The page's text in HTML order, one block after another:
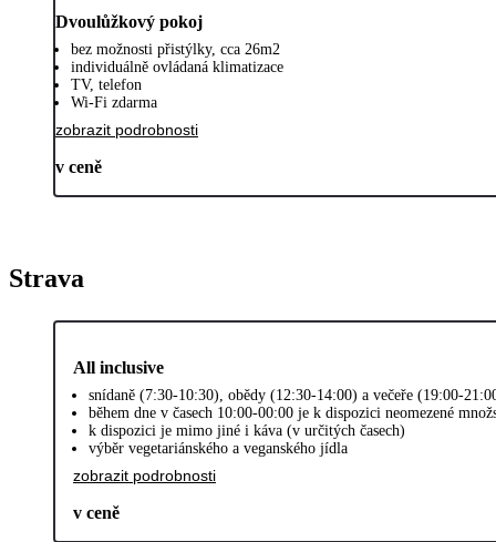
Dvoulůžkový pokoj
bez možnosti přistýlky, cca 26m2
individuálně ovládaná klimatizace
TV, telefon
Wi-Fi zdarma
zobrazit podrobnosti
v ceně
Strava
All inclusive
snídaně (7:30-10:30), obědy (12:30-14:00) a večeře (19:00-
během dne v časech 10:00-00:00 je k dispozici neomezené
k dispozici je mimo jiné i káva (v určitých časech)
výběr vegetariánského a veganského jídla
zobrazit podrobnosti
v ceně